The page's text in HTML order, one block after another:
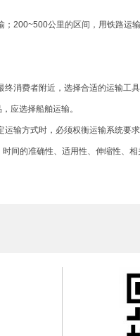
200~500公里的区间，用铁路运
消费者附近，选择合适的运输工
应选择船舶运输。
输方式时，必须权衡运输系统要
间的准确性、适用性、伸缩性、相